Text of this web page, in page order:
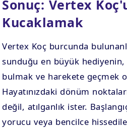
Sonuç: Vertex
Kucaklamak
Vertex Koç burcunda
sunduğu en büyük hediyenin,
bulmak ve harekete geçmek
Hayatınızdaki dönüm
değil, atılganlık ister.
yorucu veya bencilce